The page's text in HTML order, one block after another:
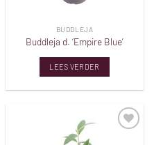
BUDDLEJA
Buddleja d. ‘Empire Blue’
LEES VERDER